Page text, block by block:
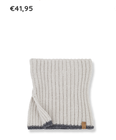
€41,95